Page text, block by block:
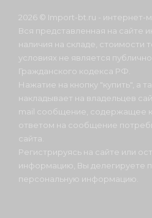
2026 © Import-bt.ru - интернет-
Вся представленная на сайте
наличия на складе, стоимости
условиях не является
Гражданского кодекса РФ.
Нажатие на кнопку "купить", а
накладывает на владельцев
mail сообщение, содержащее
ответом на сообщение
сайта.
Регистрируясь на сайте или
информацию, Вы делегируете
персональную информацию.